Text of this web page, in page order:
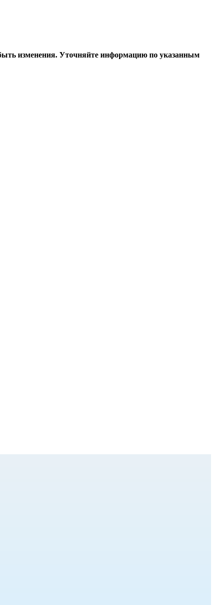
изменения. Уточняйте информацию по указанным